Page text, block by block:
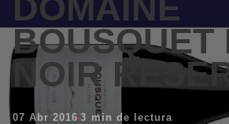
DOMAINE
BOUSQUET
NOIR
07 Abr 2016 3 min de lectura